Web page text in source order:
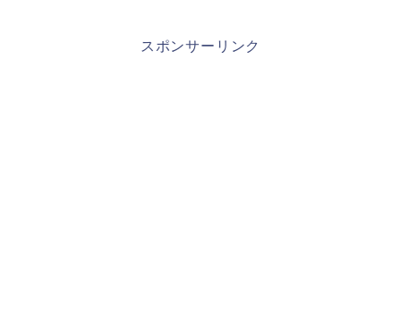
スポンサーリンク